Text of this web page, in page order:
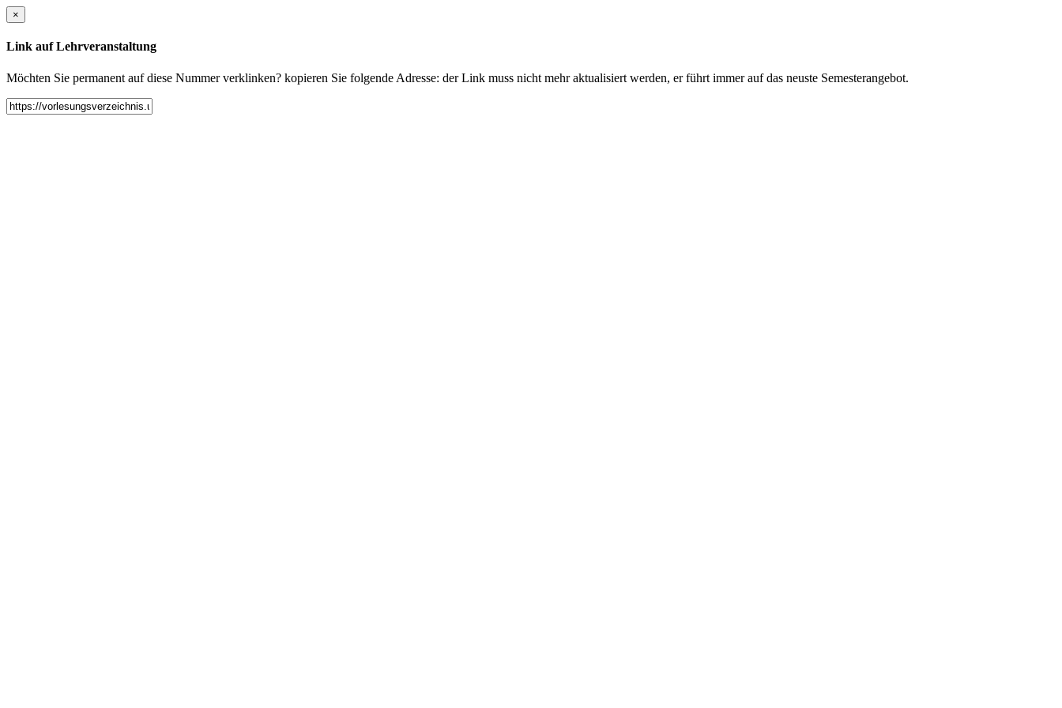
×
Link auf Lehrveranstaltung
Möchten Sie permanent auf diese Nummer verklinken? kopieren Sie folgende Adresse: der Link muss nicht mehr aktualisiert werden, er führt immer auf das neuste Semesterangebot.